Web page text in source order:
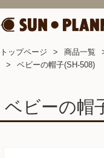
トップページ 商品一覧
ベビーの帽子(SH-508)
ベビーの帽